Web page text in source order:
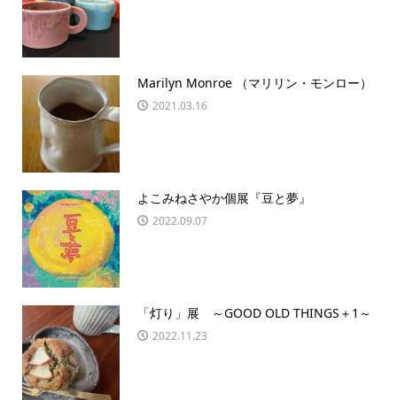
Marilyn Monroe （マリリン・モンロー）
2021.03.16
よこみねさやか個展『豆と夢』
2022.09.07
「灯り」展 ～GOOD OLD THINGS＋1～
2022.11.23